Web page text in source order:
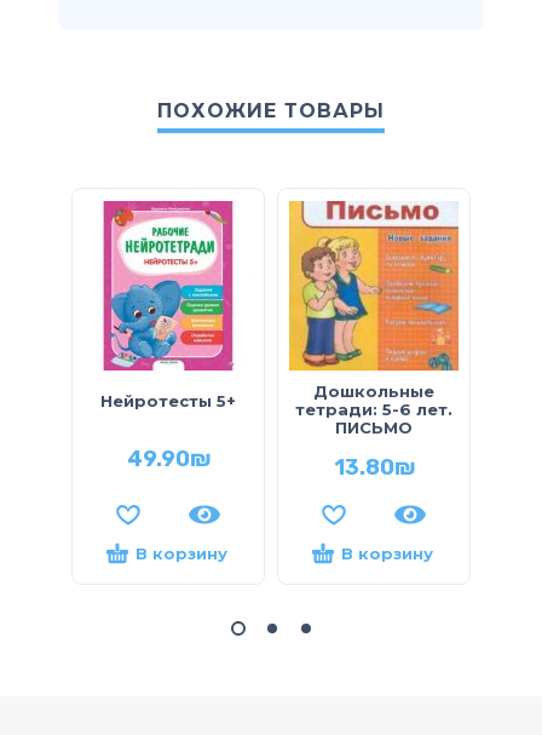
ПОХОЖИЕ ТОВАРЫ
Нейротесты 5+
49.90₪
В корзину
Дошкольные
тетради: 5-6 лет.
ПИСЬМО
13.80₪
В корзину